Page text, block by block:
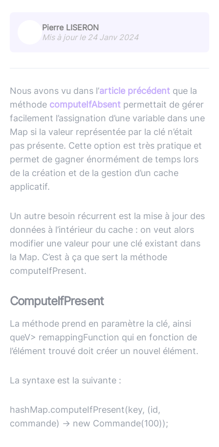
Pierre LISERON
Mis à jour le 24 Janv 2024
Nous avons vu dans l’article précédent que la
méthode computeIfAbsent permettait de gérer
facilement l’assignation d’une variable dans une
Map si la valeur représentée par la clé n’était
pas présente. Cette option est très pratique et
permet de gagner énormément de temps lors
de la création et de la gestion d’un cache
applicatif.
Un autre besoin récurrent est la mise à jour des
données à l’intérieur du cache : on veut alors
modifier une valeur pour une clé existant dans
la Map. C’est à ça que sert la méthode
computeIfPresent.
ComputeIfPresent
La méthode prend en paramètre la clé, ainsi
queV> remappingFunction qui en fonction de
l’élément trouvé doit créer un nouvel élément.
La syntaxe est la suivante :
hashMap.computeIfPresent(key, (id,
commande) -> new Commande(100));